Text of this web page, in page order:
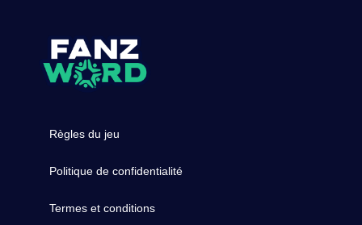
Règles du jeu
Politique de confidentialité
Termes et conditions